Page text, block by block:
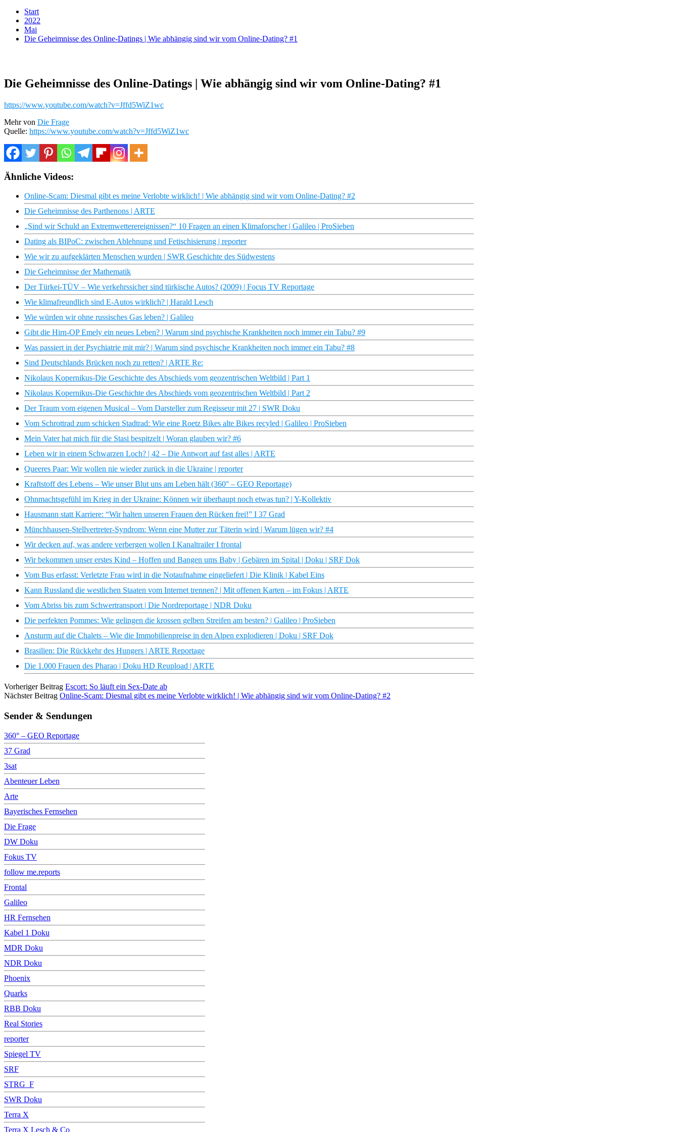
Start
2022
Mai
Die Geheimnisse des Online-Datings | Wie abhängig sind wir vom Online-Dating? #1
Die Geheimnisse des Online-Datings | Wie abhängig sind wir vom Online-Dating? #1
https://www.youtube.com/watch?v=Jffd5WiZ1wc
Mehr von Die Frage
Quelle: https://www.youtube.com/watch?v=Jffd5WiZ1wc
Ähnliche Videos:
Online-Scam: Diesmal gibt es meine Verlobte wirklich! | Wie abhängig sind wir vom Online-Dating? #2
Die Geheimnisse des Parthenons | ARTE
„Sind wir Schuld an Extremwetterereignissen?“ 10 Fragen an einen Klimaforscher | Galileo | ProSieben
Dating als BIPoC: zwischen Ablehnung und Fetischisierung | reporter
Wie wir zu aufgeklärten Menschen wurden | SWR Geschichte des Südwestens
Die Geheimnisse der Mathematik
Der Türkei-TÜV – Wie verkehrssicher sind türkische Autos? (2009) | Focus TV Reportage
Wie klimafreundlich sind E-Autos wirklich? | Harald Lesch
Wie würden wir ohne russisches Gas leben? | Galileo
Gibt die Hirn-OP Emely ein neues Leben? | Warum sind psychische Krankheiten noch immer ein Tabu? #9
Was passiert in der Psychiatrie mit mir? | Warum sind psychische Krankheiten noch immer ein Tabu? #8
Sind Deutschlands Brücken noch zu retten? | ARTE Re:
Nikolaus Kopernikus-Die Geschichte des Abschieds vom geozentrischen Weltbild | Part 1
Nikolaus Kopernikus-Die Geschichte des Abschieds vom geozentrischen Weltbild | Part 2
Der Traum vom eigenen Musical – Vom Darsteller zum Regisseur mit 27 | SWR Doku
Vom Schrottrad zum schicken Stadtrad: Wie eine Roetz Bikes alte Bikes recyled | Galileo | ProSieben
Mein Vater hat mich für die Stasi bespitzelt | Woran glauben wir? #6
Leben wir in einem Schwarzen Loch? | 42 – Die Antwort auf fast alles | ARTE
Queeres Paar: Wir wollen nie wieder zurück in die Ukraine | reporter
Kraftstoff des Lebens – Wie unser Blut uns am Leben hält (360° – GEO Reportage)
Ohnmachtsgefühl im Krieg in der Ukraine: Können wir überhaupt noch etwas tun? | Y-Kollektiv
Hausmann statt Karriere: “Wir halten unseren Frauen den Rücken frei!” I 37 Grad
Münchhausen-Stellvertreter-Syndrom: Wenn eine Mutter zur Täterin wird | Warum lügen wir? #4
Wir decken auf, was andere verbergen wollen I Kanaltrailer I frontal
Wir bekommen unser erstes Kind – Hoffen und Bangen ums Baby | Gebären im Spital | Doku | SRF Dok
Vom Bus erfasst: Verletzte Frau wird in die Notaufnahme eingeliefert | Die Klinik | Kabel Eins
Kann Russland die westlichen Staaten vom Internet trennen? | Mit offenen Karten – im Fokus | ARTE
Vom Abriss bis zum Schwertransport | Die Nordreportage | NDR Doku
Die perfekten Pommes: Wie gelingen die krossen gelben Streifen am besten? | Galileo | ProSieben
Ansturm auf die Chalets – Wie die Immobilienpreise in den Alpen explodieren | Doku | SRF Dok
Brasilien: Die Rückkehr des Hungers | ARTE Reportage
Die 1.000 Frauen des Pharao | Doku HD Reupload | ARTE
Vorheriger Beitrag Escort: So läuft ein Sex-Date ab
Nächster Beitrag Online-Scam: Diesmal gibt es meine Verlobte wirklich! | Wie abhängig sind wir vom Online-Dating? #2
Sender & Sendungen
360° – GEO Reportage
37 Grad
3sat
Abenteuer Leben
Arte
Bayerisches Fernsehen
Die Frage
DW Doku
Fokus TV
follow me.reports
Frontal
Galileo
HR Fernsehen
Kabel 1 Doku
MDR Doku
NDR Doku
Phoenix
Quarks
RBB Doku
Real Stories
reporter
Spiegel TV
SRF
STRG_F
SWR Doku
Terra X
Terra X Lesch & Co